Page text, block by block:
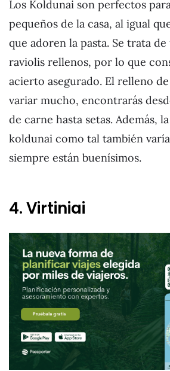
Los Koldunai son perfectos
pequeños de la casa, al igual
que adoren la pasta. Se trata
raviolis rellenos, por lo que
acierto asegurado. El relleno
variar mucho, encontrarás
de carne hasta setas. Además,
koldunai como tal también
siempre están buenísimos.
4. Virtiniai